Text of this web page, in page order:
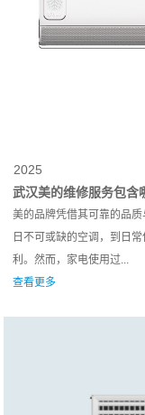
2025
武汉美的维修服务包含
美的品牌凭借其可靠的品
日不可或缺的空调，到日
利。然而，家电使用过...
查看更多